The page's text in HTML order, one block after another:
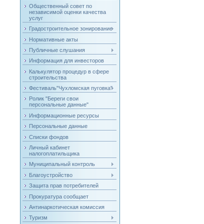
Общественный совет по
независимой оценки качества
услуг
Градостроительное зонирование
Нормативные акты
Публичные слушания
Информация для инвесторов
Калькулятор процедур в сфере
строительства
Фестиваль"Чухломская пуговка"
Ролик "Береги свои
персональные данные"
Информационные ресурсы
Персональные данные
Списки фондов
Личный кабинет
налогоплатильщика
Муниципальный контроль
Благоустройство
Защита прав потребителей
Прокуратура сообщает
Антинаркотическая комиссия
Туризм